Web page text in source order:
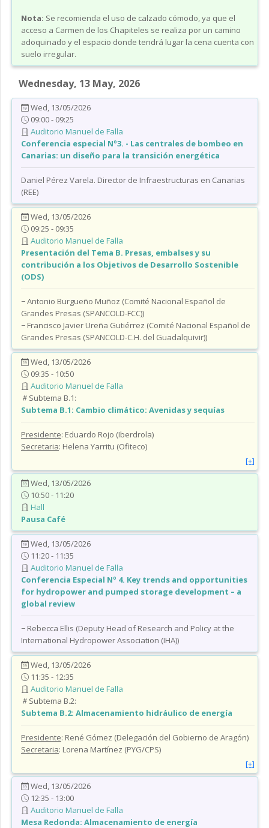
Nota: Se recomienda el uso de calzado cómodo, ya que el
acceso a Carmen de los Chapiteles se realiza por un camino
adoquinado y el espacio donde tendrá lugar la cena cuenta con
suelo irregular.
Wednesday, 13 May, 2026
Wed, 13/05/2026
09:00 - 09:25
Auditorio Manuel de Falla
Conferencia especial Nº3. - Las centrales de bombeo en
Canarias: un diseño para la transición energética
Daniel Pérez Varela. Director de Infraestructuras en Canarias
(REE)
Wed, 13/05/2026
09:25 - 09:35
Auditorio Manuel de Falla
Presentación del Tema B. Presas, embalses y su
contribución a los Objetivos de Desarrollo Sostenible
(ODS)
− Antonio Burgueño Muñoz (Comité Nacional Español de
Grandes Presas (SPANCOLD-FCC))
− Francisco Javier Ureña Gutiérrez (Comité Nacional Español de
Grandes Presas (SPANCOLD-C.H. del Guadalquivir))
Wed, 13/05/2026
09:35 - 10:50
Auditorio Manuel de Falla
Subtema B.1:
Subtema B.1: Cambio climático: Avenidas y sequías
Presidente: Eduardo Rojo (Iberdrola)
Secretaria: Helena Yarritu (Ofiteco)
[+]
Wed, 13/05/2026
10:50 - 11:20
Hall
Pausa Café
Wed, 13/05/2026
11:20 - 11:35
Auditorio Manuel de Falla
Conferencia Especial Nº 4. Key trends and opportunities
for hydropower and pumped storage development – a
global review
− Rebecca Ellis (Deputy Head of Research and Policy at the
International Hydropower Association (IHA))
Wed, 13/05/2026
11:35 - 12:35
Auditorio Manuel de Falla
Subtema B.2:
Subtema B.2: Almacenamiento hidráulico de energía
Presidente: René Gómez (Delegación del Gobierno de Aragón)
Secretaria: Lorena Martínez (PYG/CPS)
[+]
Wed, 13/05/2026
12:35 - 13:00
Auditorio Manuel de Falla
Mesa Redonda: Almacenamiento de energía